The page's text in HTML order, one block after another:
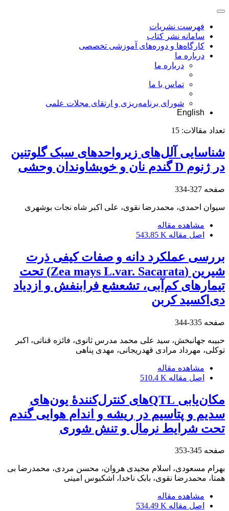
فهرست نشریات
سامانه نشر کتاب
کارگاه‌ها و دوره‌های آموزشی تخصصی
درباره ما
درباره ما
تماس با ما
شورای برنامه‌ریزی و ارتقای مجلات علمی
English
تعداد مقالات: 15
شناسایی آلل‌های زیرواحدهای سبک گلوتنین
در ژنوم D گندم نان و خویشاوندان وحشی
صفحه 327-334
سیوان احمدی، محمدرضا نقوی، علی اکبر شاه نجات بوشهری
مشاهده مقاله
اصل مقاله 543.85 K
بررسی عملکرد دانه و صفات کیفی ذرت
شیرین (Zea mays L.var. Sacarata) تحت
تیمارهای کم‌آبی، تشعشع فرابنفش و ازدیاد
دی‌اکسید کربن
صفحه 335-344
حبیبه جهانبخش، سید علی محمد مدرس ثانوی، فائزه قناتی، اکبر
توکلی، مهرداد مرادی قهدریجانی، مهدی پناهی
مشاهده مقاله
اصل مقاله 510.4 K
مکان‌یابی QTLهای کنترل‌کنندۀ یون‌های
سدیم و پتاسیم در ریشه و اندام هوایی گندم
تحت شرایط نرمال و تنش شوری
صفحه 345-353
بهرام مسعودی، اسلام مجیدی هروان، محسن مردی، محمدرضا بی
همتا، محمدرضا نقوی، بابک ناخدا، اشکبوس امینی
مشاهده مقاله
اصل مقاله 534.49 K